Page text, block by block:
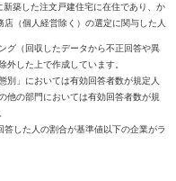
新築した注文戸建住宅に在住であり、か
店（個人経営除く）の選定に関与した人
グ（回収したデータから不正回答や異
した上で作成しています。
」においては有効回答者数が規定人
他の部門においては有効回答者数が規
した人の割合が基準値以下の企業がラ